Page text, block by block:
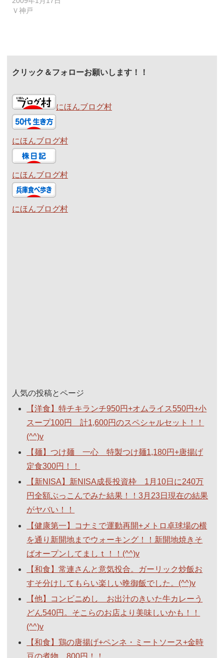
Ｖ神戸
クリック＆フォローお願いします！！
にほんブログ村
にほんブログ村
にほんブログ村
にほんブログ村
人気の投稿とページ
【洋食】特チキランチ950円+オムライス550円+小
スープ100円 計1,600円のスペシャルセット！！
(^^)v
【麺】つけ麺 一心 特製つけ麺1,180円+唐揚げ
定食300円！！
【新NISA】新NISA成長投資枠 1月10日に240万
円全額ぶっこんでみた結果！！3月23日現在の結果
がヤバい！！
【健康第一】コナミで運動再開+メトロ卓球場の横
を通り新開地までウォーキング！！新開地焼きそ
ばオープンしてましｔ！！(^^)v
【和食】常連さんと意気投合。ガーリック炒飯お
すそ分けしてもらい楽しい晩御飯でした。(^^)v
【他】コンビニめし お出汁のきいた牛カレーう
どん540円。そこらのお店より美味しいかも！！
(^^)v
【和食】鶏の唐揚げ+ペンネ・ミートソース+金時